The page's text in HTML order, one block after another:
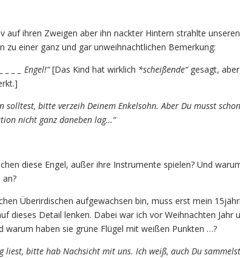
auf ihren Zweigen aber ihn nackter Hintern strahlte unseren
zu einer ganz und gar unweihnachtlichen Bemerkung:
_ _ Engel!“[Das Kind hat wirklich *scheißende“gesagt,
solltest, bitte verzeih Deinem Enkelsohn. Aber Du musst schon
nicht ganz daneben lag…“
diese Engel, außer ihre Instrumente spielen? Und
Überirdischen aufgewachsen bin, muss erst mein
dieses Detail lenken. Dabei war ich vor Weihnachten Jahr
warum haben sie grüne Flügel mit weißen Punkten …?
liest, bitte hab Nachsicht mit uns. Ich weiß, auch Du